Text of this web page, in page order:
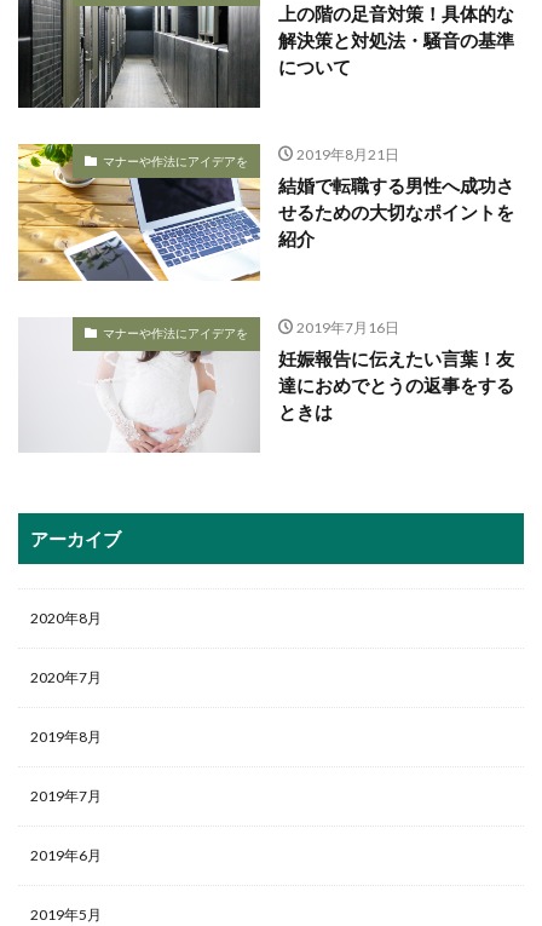
上の階の足音対策！具体的な
解決策と対処法・騒音の基準
について
マナーや作法にアイデアを 2019年8月21日
結婚で転職する男性へ成功さ
せるための大切なポイントを
紹介
マナーや作法にアイデアを 2019年7月16日
妊娠報告に伝えたい言葉！友
達におめでとうの返事をする
ときは
アーカイブ
2020年8月
2020年7月
2019年8月
2019年7月
2019年6月
2019年5月